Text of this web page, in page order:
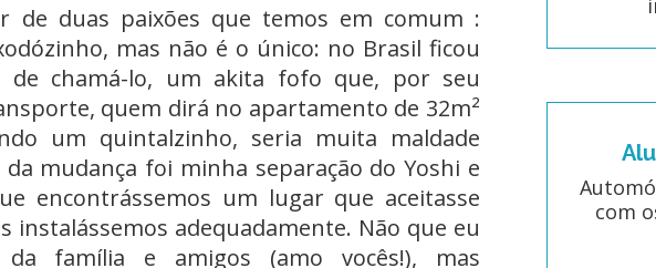
de duas paixões que temos em comum :
mas não é o único: no Brasil ficou
de chamá-lo, um akita fofo que, por seu
quem dirá no apartamento de 32m²
um quintalzinho, seria muita maldade
mudança foi minha separação do Yoshi e
encontrássemos um lugar que aceitasse
instalássemos adequadamente. Não que eu
família e amigos (amo vocês!), mas
com